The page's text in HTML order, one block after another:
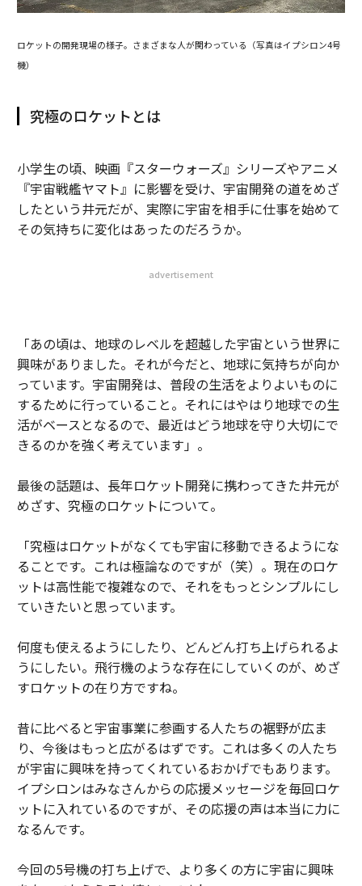
ロケットの開発現場の様子。さまざまな人が関わっている（写真はイプシロン4号
機）
究極のロケットとは
小学生の頃、映画『スターウォーズ』シリーズやアニメ
『宇宙戦艦ヤマト』に影響を受け、宇宙開発の道をめざ
したという井元だが、実際に宇宙を相手に仕事を始めて
その気持ちに変化はあったのだろうか。
advertisement
「あの頃は、地球のレベルを超越した宇宙という世界に
興味がありました。それが今だと、地球に気持ちが向か
っています。宇宙開発は、普段の生活をよりよいものに
するために行っていること。それにはやはり地球での生
活がベースとなるので、最近はどう地球を守り大切にで
きるのかを強く考えています」。
最後の話題は、長年ロケット開発に携わってきた井元が
めざす、究極のロケットについて。
「究極はロケットがなくても宇宙に移動できるようにな
ることです。これは極論なのですが（笑）。現在のロケ
ットは高性能で複雑なので、それをもっとシンプルにし
ていきたいと思っています。
何度も使えるようにしたり、どんどん打ち上げられるよ
うにしたい。飛行機のような存在にしていくのが、めざ
すロケットの在り方ですね。
昔に比べると宇宙事業に参画する人たちの裾野が広ま
り、今後はもっと広がるはずです。これは多くの人たち
が宇宙に興味を持ってくれているおかげでもあります。
イプシロンはみなさんからの応援メッセージを毎回ロケ
ットに入れているのですが、その応援の声は本当に力に
なるんです。
今回の5号機の打ち上げで、より多くの方に宇宙に興味